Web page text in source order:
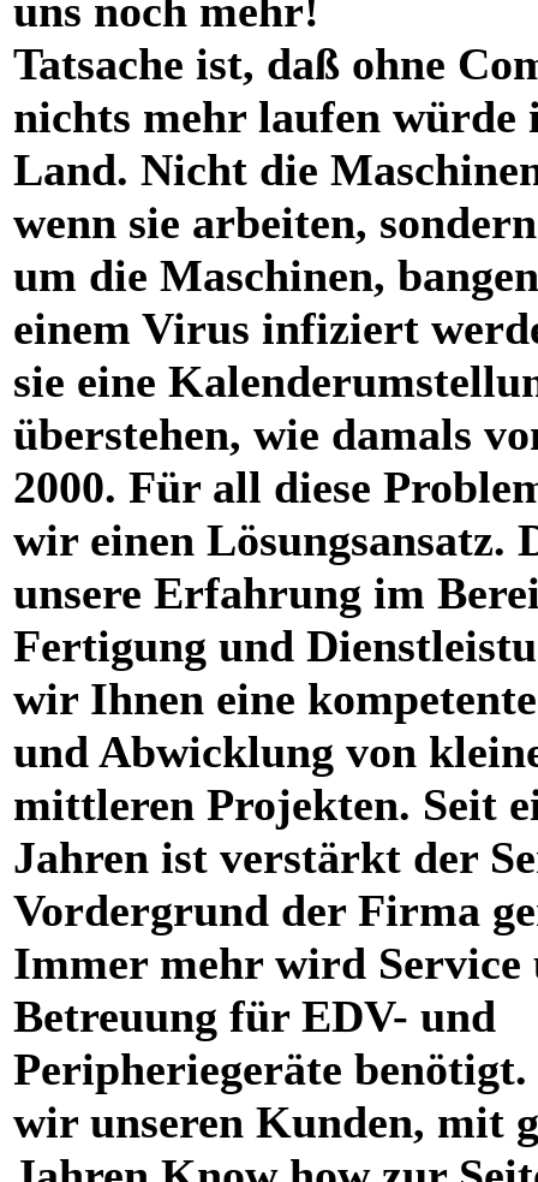
uns noch mehr!
Tatsache ist, daß ohne
nichts mehr laufen würde
Land. Nicht die
wenn sie arbeiten,
um die Maschinen,
einem Virus infiziert
sie eine
überstehen, wie damals
2000. Für all diese
wir einen Lösungsansatz.
unsere Erfahrung im
Fertigung und
wir Ihnen eine
und Abwicklung von
mittleren Projekten. Seit
Jahren ist verstärkt der
Vordergrund der Firma
Immer mehr wird Service
Betreuung für EDV- und
Peripheriegeräte
wir unseren Kunden, mit